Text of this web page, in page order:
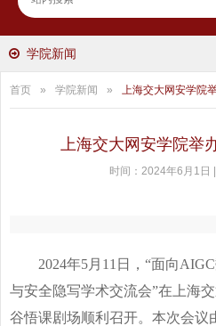
学院新闻
首页 » 学院新闻 » 上海交大网安学院
上海交大网安学院举
时间：2024年6月1日
2024年5月 11 日，“面向AIGC
与安全隐写学术交流会”在上海
谷悟课剧场顺利召开。本次会议